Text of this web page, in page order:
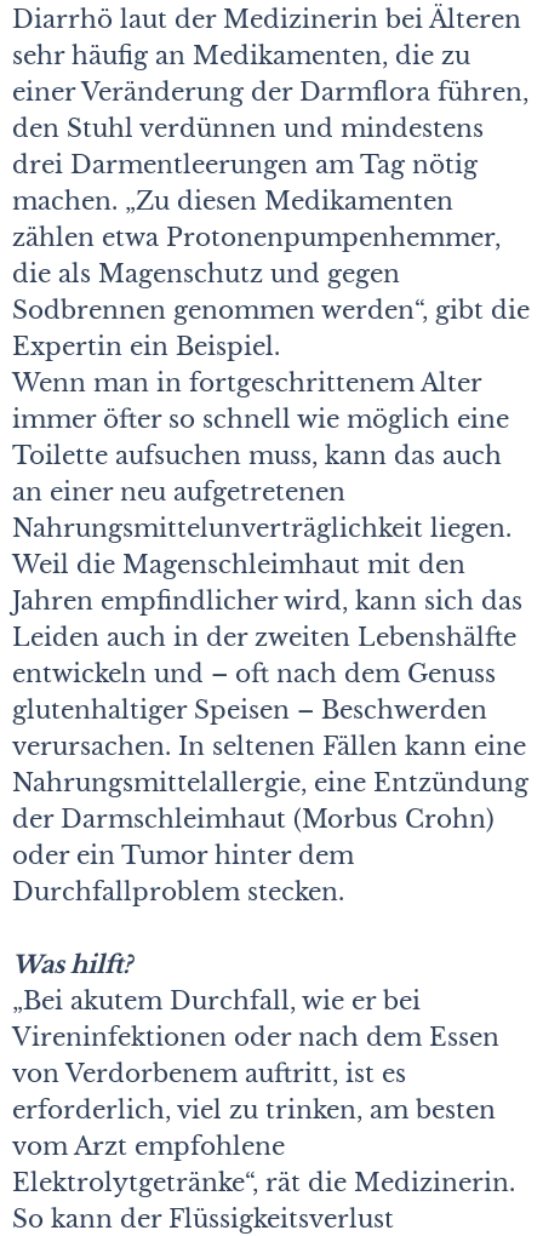
Diarrhö laut der Medizinerin bei Älteren
sehr häufig an Medikamenten, die zu
einer Veränderung der Darmflora führen,
den Stuhl verdünnen und mindestens
drei Darmentleerungen am Tag nötig
machen. „Zu diesen Medikamenten
zählen etwa Protonenpumpenhemmer,
die als Magenschutz und gegen
Sodbrennen genommen werden“, gibt die
Expertin ein Beispiel.
Wenn man in fortgeschrittenem Alter
immer öfter so schnell wie möglich eine
Toilette aufsuchen muss, kann das auch
an einer neu aufgetretenen
Nahrungsmittelunverträglichkeit liegen.
Weil die Magenschleimhaut mit den
Jahren empfindlicher wird, kann sich das
Leiden auch in der zweiten Lebenshälfte
entwickeln und – oft nach dem Genuss
glutenhaltiger Speisen – Beschwerden
verursachen. In seltenen Fällen kann eine
Nahrungsmittelallergie, eine Entzündung
der Darmschleimhaut (Morbus Crohn)
oder ein Tumor hinter dem
Durchfallproblem stecken.
Was hilft?
„Bei akutem Durchfall, wie er bei
Vireninfektionen oder nach dem Essen
von Verdorbenem auftritt, ist es
erforderlich, viel zu trinken, am besten
vom Arzt empfohlene
Elektrolytgetränke“, rät die Medizinerin.
So kann der Flüssigkeitsverlust